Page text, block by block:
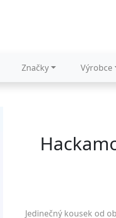
Značky Výrobce
Jedinečný kousek od